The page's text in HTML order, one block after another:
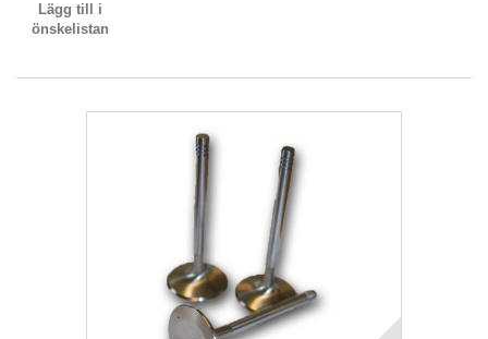
Lägg till i
önskelistan